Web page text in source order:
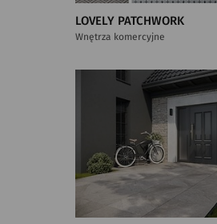
LOVELY PATCHWORK
Wnętrza komercyjne